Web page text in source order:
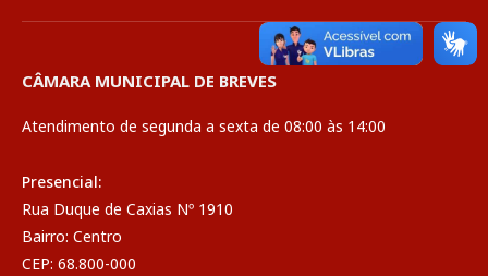
CÂMARA MUNICIPAL DE BREVES
Atendimento de segunda a sexta de 08:00 às 14:00
Presencial:
Rua Duque de Caxias Nº 1910
Bairro: Centro
CEP: 68.800-000